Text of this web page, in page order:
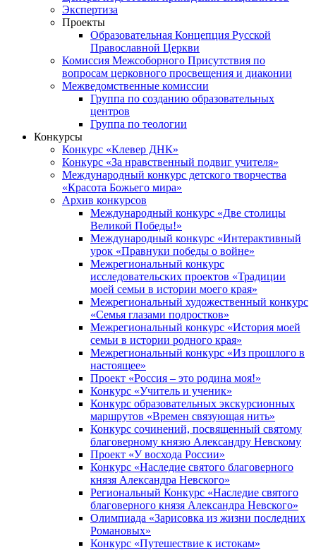
Экспертиза
Проекты
Образовательная Концепция Русской
Православной Церкви
Комиссия Межсоборного Присутствия по
вопросам церковного просвещения и диаконии
Межведомственные комиссии
Группа по созданию образовательных
центров
Группа по теологии
Конкурсы
Конкурс «Клевер ДНК»
Конкурс «За нравственный подвиг учителя»
Международный конкурс детского творчества
«Красота Божьего мира»
Архив конкурсов
Международный конкурс «Две столицы
Великой Победы!»
Международный конкурс «Интерактивный
урок «Правнуки победы о войне»
Межрегиональный конкурс
исследовательских проектов «Традиции
моей семьи в истории моего края»
Межрегиональный художественный конкурс
«Семья глазами подростков»
Межрегиональный конкурс «История моей
семьи в истории родного края»
Межрегиональный конкурс «Из прошлого в
настоящее»
Проект «Россия – это родина моя!»
Конкурс «Учитель и ученик»
Конкурс образовательных экскурсионных
маршрутов «Времен связующая нить»
Конкурс сочинений, посвященный святому
благоверному князю Александру Невскому
Проект «У восхода России»
Конкурс «Наследие святого благоверного
князя Александра Невского»
Региональный Конкурс «Наследие святого
благоверного князя Александра Невского»
Олимпиада «Зарисовка из жизни последних
Романовых»
Конкурс «Путешествие к истокам»